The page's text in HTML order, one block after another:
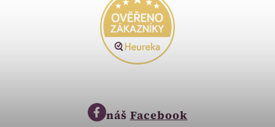
náš Facebook